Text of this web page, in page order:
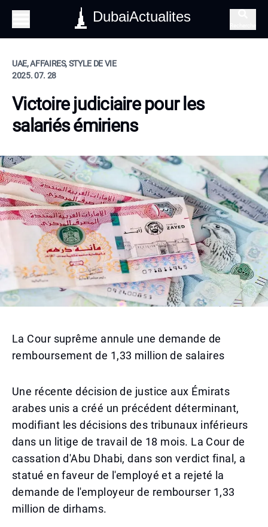
DubaiActualites
UAE, AFFAIRES, STYLE DE VIE
2025. 07. 28
Victoire judiciaire pour les
salariés émiriens
La Cour suprême annule une demande de
remboursement de 1,33 million de salaires
Une récente décision de justice aux Émirats
arabes unis a créé un précédent déterminant,
modifiant les décisions des tribunaux inférieurs
dans un litige de travail de 18 mois. La Cour de
cassation d'Abu Dhabi, dans son verdict final, a
statué en faveur de l'employé et a rejeté la
demande de l'employeur de rembourser 1,33
million de dirhams.